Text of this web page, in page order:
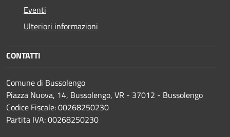
Eventi
Ulteriori informazioni
CONTATTI
Comune di Bussolengo
Piazza Nuova, 14, Bussolengo, VR - 37012 - Bussolengo
Codice Fiscale: 00268250230
Partita IVA: 00268250230